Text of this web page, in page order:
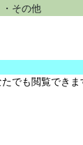
その他
でも閲覧できま